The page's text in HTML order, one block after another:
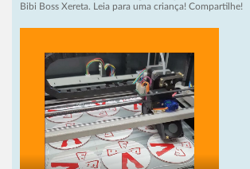
Bibi Boss Xereta. Leia para uma criança! Compartilhe!